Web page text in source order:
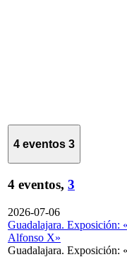
4 eventos 3
4 eventos, 3
2026-07-06
Guadalajara. Exposición:
Alfonso X»
Guadalajara. Exposición: